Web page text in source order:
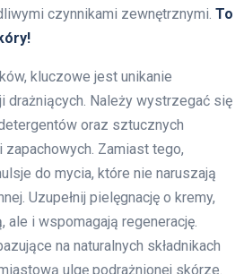
czynnikami zewnętrznymi. To
kluczowe jest unikanie
drażniących. Należy wystrzegać się
oraz sztucznych
Zamiast tego,
do mycia, które nie naruszają
Uzupełnij pielęgnację o kremy,
ale i wspomagają regenerację.
na naturalnych składnikach
ulgę podrażnionej skórze.